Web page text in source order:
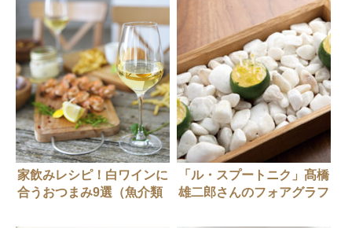
家飲みレシピ！白ワインに
合うおつまみ9選（魚介類
「ル・スプートニク」髙橋
雄二郎さんのフォアグラフ